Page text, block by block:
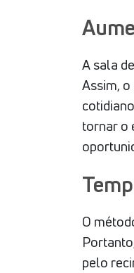
A sala
Assim,
tornar o
O
pelo